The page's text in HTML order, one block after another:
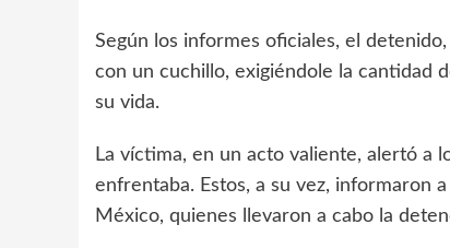
Según los informes oficiales, el
con un cuchillo, exigiéndole la cantidad
su vida.
La víctima, en un acto valiente, alertó a
enfrentaba. Estos, a su vez, informaron
México, quienes llevaron a cabo la